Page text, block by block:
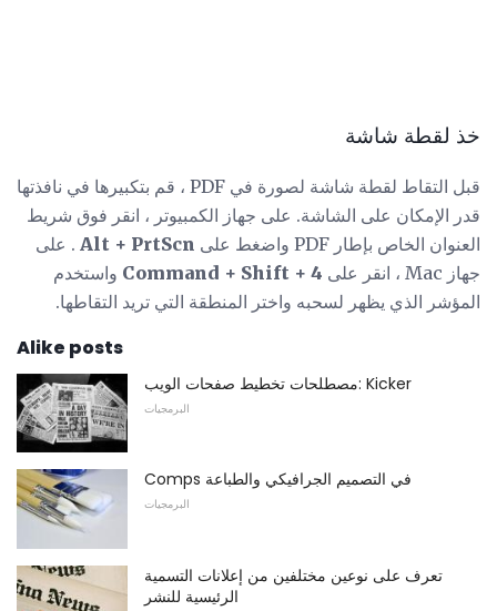
خذ لقطة شاشة
قبل التقاط لقطة شاشة لصورة في PDF ، قم بتكبيرها في نافذتها
قدر الإمكان على الشاشة. على جهاز الكمبيوتر ، انقر فوق شريط
العنوان الخاص بإطار PDF واضغط على
Alt + PrtScn . على
جهاز Mac ، انقر على
Command + Shift + 4 واستخدم
المؤشر الذي يظهر لسحبه واختر المنطقة التي تريد التقاطها.
Alike posts
مصطلحات تخطيط صفحات الويب: Kicker
البرمجيات
Comps في التصميم الجرافيكي والطباعة
البرمجيات
تعرف على نوعين مختلفين من إعلانات التسمية
الرئيسية للنشر